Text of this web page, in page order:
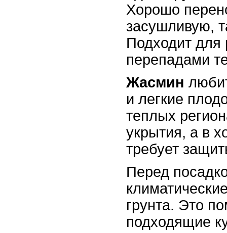
Хорошо
засушливую,
Подходит для
перепадами
Жасмин
и легкие
теплых
укрытия, а в
требует
Перед
грунта. Это
подходящие